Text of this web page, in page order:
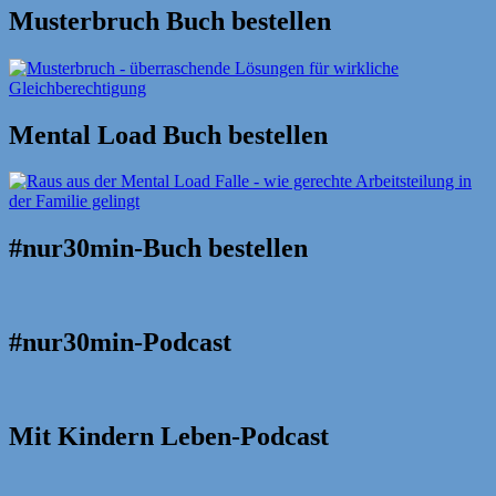
Musterbruch Buch bestellen
Mental Load Buch bestellen
#nur30min-Buch bestellen
#nur30min-Podcast
Mit Kindern Leben-Podcast